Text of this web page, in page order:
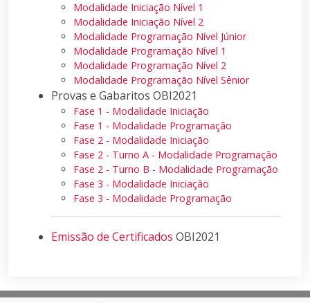
Modalidade Iniciação Nível 1
Modalidade Iniciação Nível 2
Modalidade Programação Nível Júnior
Modalidade Programação Nível 1
Modalidade Programação Nível 2
Modalidade Programação Nível Sênior
Provas e Gabaritos OBI2021
Fase 1 - Modalidade Iniciação
Fase 1 - Modalidade Programação
Fase 2 - Modalidade Iniciação
Fase 2 - Turno A - Modalidade Programação
Fase 2 - Turno B - Modalidade Programação
Fase 3 - Modalidade Iniciação
Fase 3 - Modalidade Programação
Emissão de Certificados OBI2021